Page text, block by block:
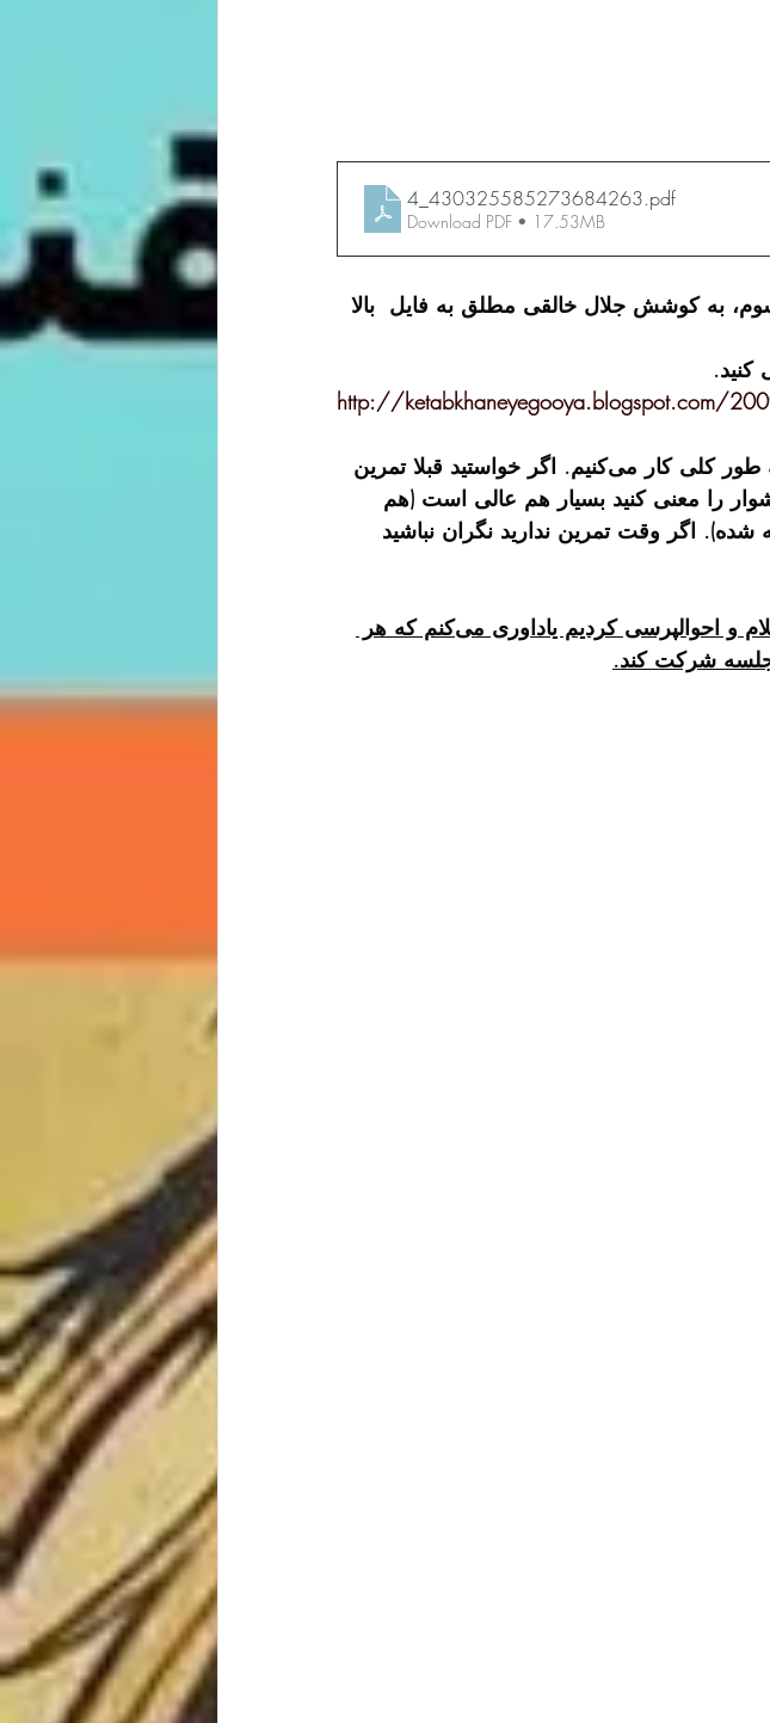
4_430325585273684263.pdf
Download PDF • 17.53MB
شاهنامه جلد سوم، به کوشش جلال خالقی مطلق به فایل  بالا
کنید.
http://ketabkhaneyegooya.blogspot.com/
روی جرات خواندن و تفکر در مورد معانی ابیات به طور کلی کار می‌کنیم. اگر خواستید قبلا تمرین
را معنی کنید بسیار هم عالی است (هم
در بالا اضافه شده). اگر وقت تمرین ندارید نگران نباشید
دوستان این برنامه ضبط خواهد شد. بعد از اینکه سلام و احوالپرسی کردیم یاداوری می‌کنم که هر